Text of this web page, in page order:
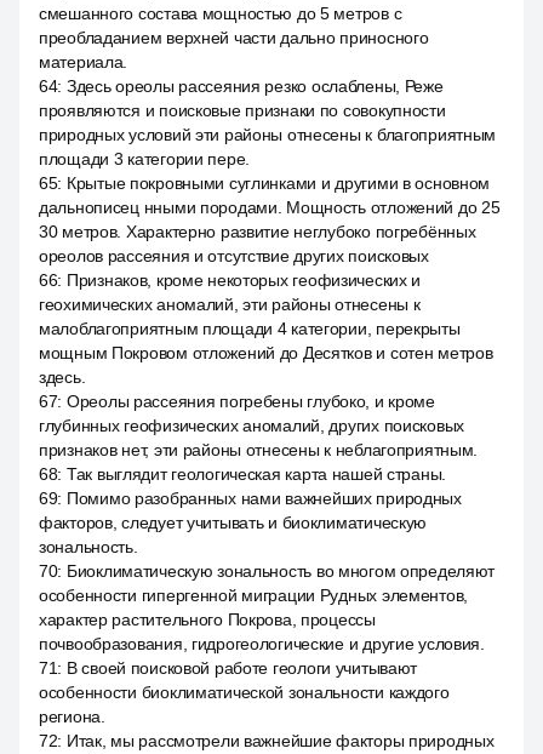
смешанного состава мощностью до 5 метров с
преобладанием верхней части дально приносного
материала.
64: Здесь ореолы рассеяния резко ослаблены, Реже
проявляются и поисковые признаки по совокупности
природных условий эти районы отнесены к благоприятным
площади 3 категории пере.
65: Крытые покровными суглинками и другими в основном
дальнописец нными породами. Мощность отложений до 25
30 метров. Характерно развитие неглубоко погребённых
ореолов рассеяния и отсутствие других поисковых
66: Признаков, кроме некоторых геофизических и
геохимических аномалий, эти районы отнесены к
малоблагоприятным площади 4 категории, перекрыты
мощным Покровом отложений до Десятков и сотен метров
здесь.
67: Ореолы рассеяния погребены глубоко, и кроме
глубинных геофизических аномалий, других поисковых
признаков нет, эти районы отнесены к неблагоприятным.
68: Так выглядит геологическая карта нашей страны.
69: Помимо разобранных нами важнейших природных
факторов, следует учитывать и биоклиматическую
зональность.
70: Биоклиматическую зональность во многом определяют
особенности гипергенной миграции Рудных элементов,
характер растительного Покрова, процессы
почвообразования, гидрогеологические и другие условия.
71: В своей поисковой работе геологи учитывают
особенности биоклиматической зональности каждого
региона.
72: Итак, мы рассмотрели важнейшие факторы природных